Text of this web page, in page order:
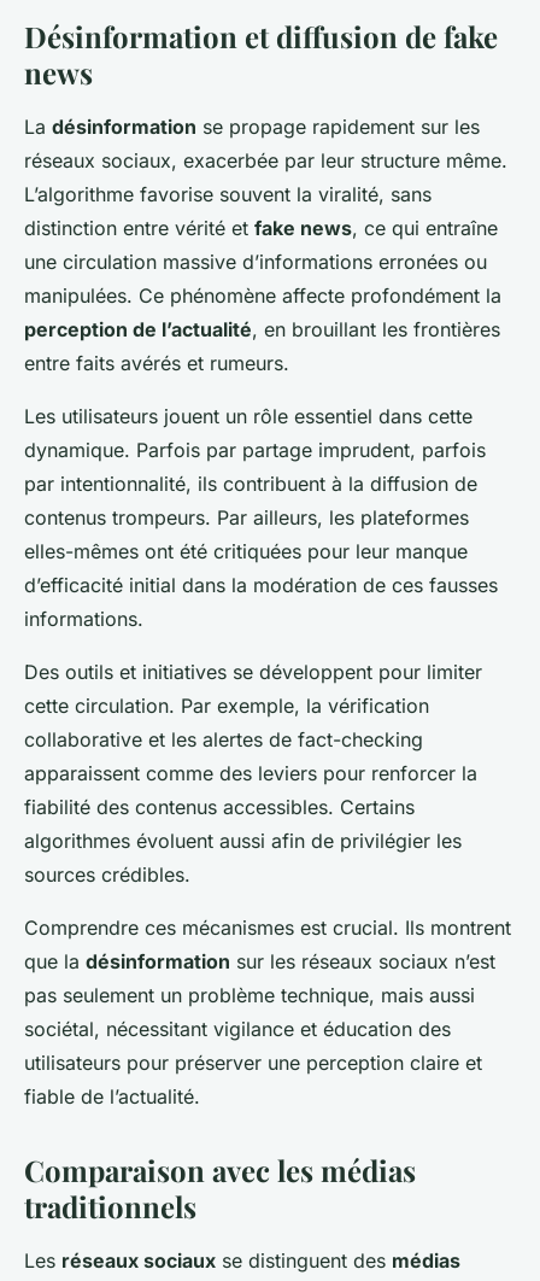
Désinformation et diffusion de fake
news
La désinformation se propage rapidement sur les
réseaux sociaux, exacerbée par leur structure même.
L’algorithme favorise souvent la viralité, sans
distinction entre vérité et fake news, ce qui entraîne
une circulation massive d’informations erronées ou
manipulées. Ce phénomène affecte profondément la
perception de l’actualité, en brouillant les frontières
entre faits avérés et rumeurs.
Les utilisateurs jouent un rôle essentiel dans cette
dynamique. Parfois par partage imprudent, parfois
par intentionnalité, ils contribuent à la diffusion de
contenus trompeurs. Par ailleurs, les plateformes
elles-mêmes ont été critiquées pour leur manque
d’efficacité initial dans la modération de ces fausses
informations.
Des outils et initiatives se développent pour limiter
cette circulation. Par exemple, la vérification
collaborative et les alertes de fact-checking
apparaissent comme des leviers pour renforcer la
fiabilité des contenus accessibles. Certains
algorithmes évoluent aussi afin de privilégier les
sources crédibles.
Comprendre ces mécanismes est crucial. Ils montrent
que la désinformation sur les réseaux sociaux n’est
pas seulement un problème technique, mais aussi
sociétal, nécessitant vigilance et éducation des
utilisateurs pour préserver une perception claire et
fiable de l’actualité.
Comparaison avec les médias
traditionnels
Les réseaux sociaux se distinguent des médias